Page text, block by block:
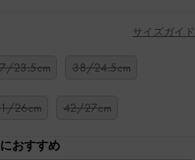
サイズガイド
23.5cm 38/24.5cm
26cm 42/27cm
おすすめ